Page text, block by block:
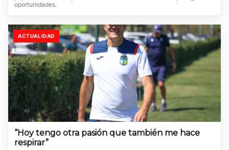
oportunidades.
ACTUALIDAD
“Hoy tengo otra pasión que también me hace
respirar”